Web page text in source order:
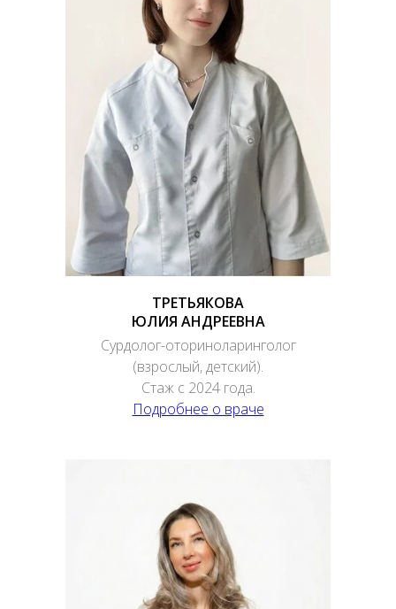
ТРЕТЬЯКОВА
ЮЛИЯ АНДРЕЕВНА
Сурдолог-оториноларинголог
(взрослый, детский).
Стаж с 2024 года.
Подробнее о враче